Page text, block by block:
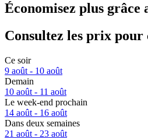
Économisez plus grâce
Consultez les prix pour
Ce soir
9 août - 10 août
Demain
10 août - 11 août
Le week-end prochain
14 août - 16 août
Dans deux semaines
21 août - 23 août